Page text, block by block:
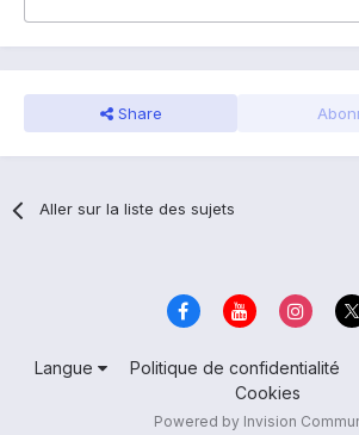
Share
Aller sur la liste des sujets
Langue Politique de confidentialité
Cookies
Powered by Invision